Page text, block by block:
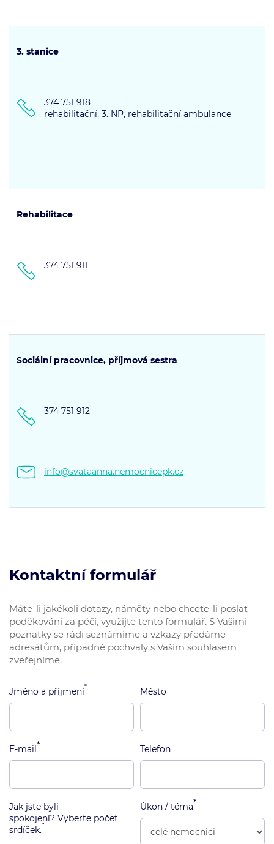
3. stanice
374 751 918
rehabilitační, 3. NP, rehabilitační ambulance
Rehabilitace
374 751 911
Sociální pracovnice, příjmová sestra
374 751 912
info@svataanna.nemocnicepk.cz
Kontaktní formulář
Máte-li jakékoli dotazy, náměty nebo chcete-li poslat
poděkování za péči, využijte tento formulář. S Vašimi
poznatky se rádi seznámíme a vzkazy předáme
adresátům, případně pochvaly s Vaším souhlasem
zveřejníme.
Jméno a příjmení* Město
E-mail* Telefon
Jak jste byli
spokojení? Vyberte počet
srdíček.*
Úkon / téma*